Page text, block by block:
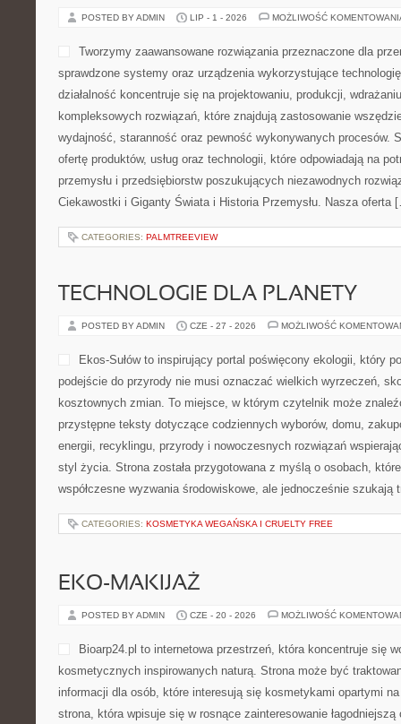
POSTED BY ADMIN LIP - 1 - 2026 MOŻLIWOŚĆ
Tworzymy zaawansowane rozwiązania przeznaczone dla
sprawdzone systemy oraz urządzenia wykorzystujące
działalność koncentruje się na projektowaniu, produkcji,
kompleksowych rozwiązań, które znajdują zastosowanie
wydajność, staranność oraz pewność wykonywanych procesów.
ofertę produktów, usług oraz technologii, które odpowiadają na
przemysłu i przedsiębiorstw poszukujących niezawodnych
Ciekawostki i Giganty Świata i Historia Przemysłu. Nasza oferta
CATEGORIES: PALMTREEVIEW
TECHNOLOGIE DLA PLANETY
POSTED BY ADMIN CZE - 27 - 2026 MOŻLIWOŚĆ
Ekos-Sułów to inspirujący portal poświęcony ekologii, który
podejście do przyrody nie musi oznaczać wielkich wyrzeczeń,
kosztownych zmian. To miejsce, w którym czytelnik może
przystępne teksty dotyczące codziennych wyborów, domu,
energii, recyklingu, przyrody i nowoczesnych rozwiązań
styl życia. Strona została przygotowana z myślą o osobach,
współczesne wyzwania środowiskowe, ale jednocześnie
CATEGORIES: KOSMETYKA WEGAŃSKA I CRUELTY FREE
EKO-MAKIJAŻ
POSTED BY ADMIN CZE - 20 - 2026 MOŻLIWOŚĆ
Bioarp24.pl to internetowa przestrzeń, która koncentruje się
kosmetycznych inspirowanych naturą. Strona może być
informacji dla osób, które interesują się kosmetykami opartymi
strona, która wpisuje się w rosnące zainteresowanie